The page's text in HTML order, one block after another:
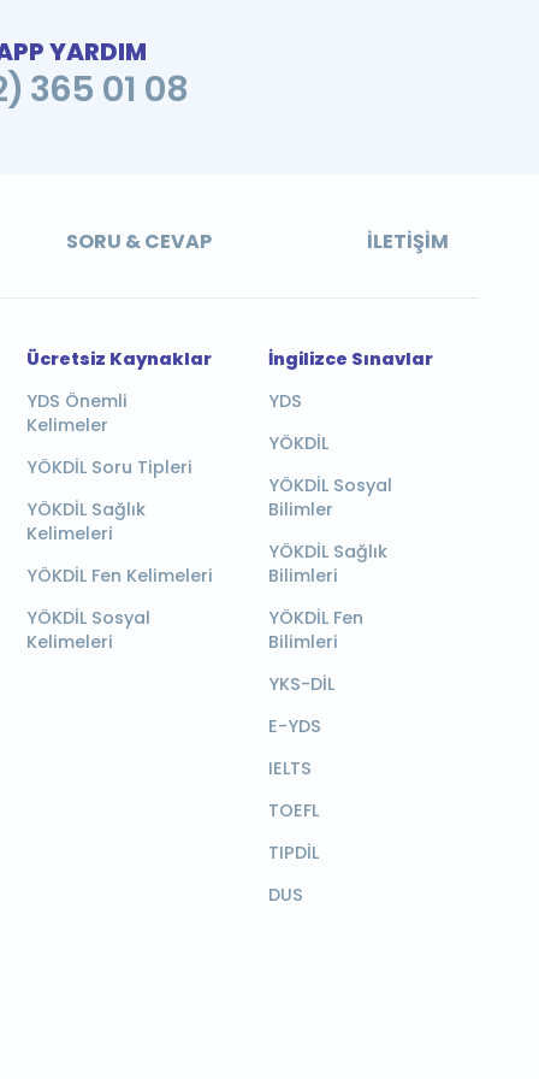
YARDIM
365 01 08
SORU & CEVAP İLETIŞIM
Ücretsiz Kaynaklar
YDS Önemli
Kelimeler
YÖKDİL Soru Tipleri
YÖKDİL Sağlık
Kelimeleri
YÖKDİL Fen Kelimeleri
YÖKDİL Sosyal
Kelimeleri
İngilizce Sınavlar
YDS
YÖKDİL
YÖKDİL Sosyal
Bilimler
YÖKDİL Sağlık
Bilimleri
YÖKDİL Fen
Bilimleri
YKS-DİL
E-YDS
IELTS
TOEFL
TIPDİL
DUS